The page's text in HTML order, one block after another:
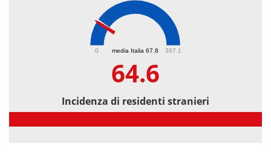
media Italia 67.8
0 367.1
64.6
Incidenza di residenti stranieri